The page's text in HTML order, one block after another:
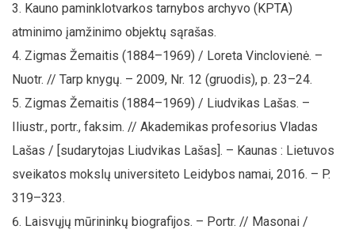
Kauno paminklotvarkos tarnybos archyvo (KPTA)
atminimo įamžinimo objektų sąrašas.
Zigmas Žemaitis (1884–1969) / Loreta Vinclovienė. –
Nuotr. // Tarp knygų. – 2009, Nr. 12 (gruodis), p. 23–24.
Zigmas Žemaitis (1884–1969) / Liudvikas Lašas. –
Iliustr., portr., faksim. // Akademikas profesorius Vladas
Lašas / [sudarytojas Liudvikas Lašas]. – Kaunas : Lietuvos
sveikatos mokslų universiteto Leidybos namai, 2016. – P.
319–323.
Laisvųjų mūrininkų biografijos. – Portr. // Masonai /